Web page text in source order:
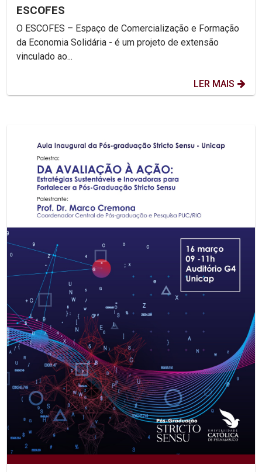
ESCOFES
O ESCOFES – Espaço de Comercialização e Formação
da Economia Solidária - é um projeto de extensão
vinculado ao...
LER MAIS